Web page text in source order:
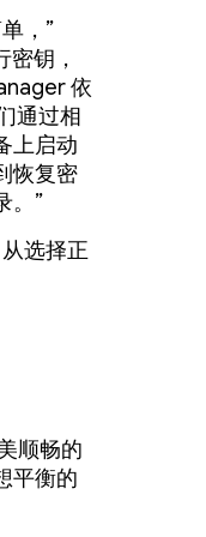
，”
钥，
依
通过相
上启动
恢复密
。”
选择正
顺畅的
平衡的